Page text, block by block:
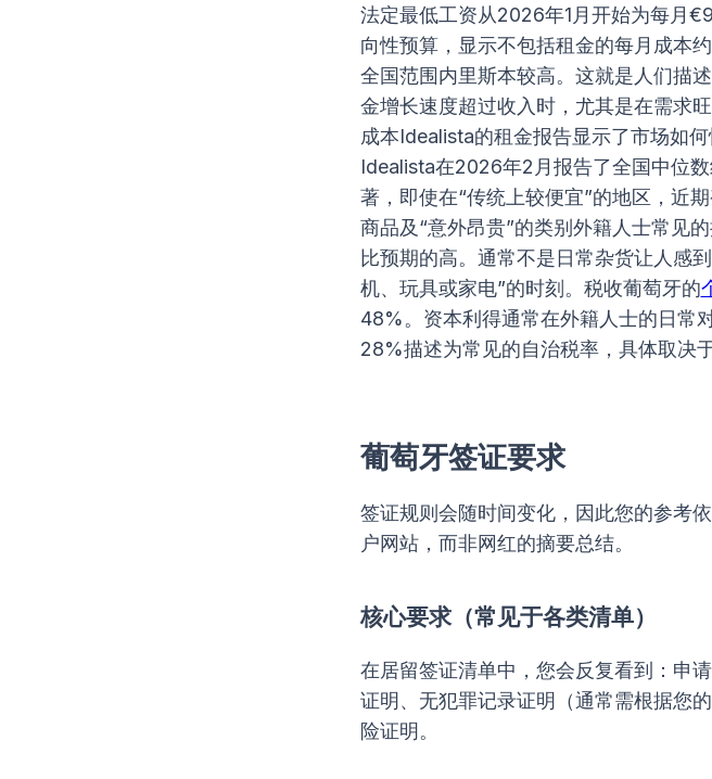
法定最低工资从2026年1月开始为每月
向性预算，显示不包括租金的每月成本
全国范围内里斯本较高。这就是人们描
金增长速度超过收入时，尤其是在需求
成本Idealista的租金报告显示了市场如
Idealista在2026年2月报告了全国中位
著，即使在“传统上较便宜”的地区，近
商品及“意外昂贵”的类别外籍人士常见
比预期的高。通常不是日常杂货让人感
机、玩具或家电”的时刻。税收葡萄牙的
48%。资本利得通常在外籍人士的日常
28%描述为常见的自治税率，具体取决
葡萄牙签证要求
签证规则会随时间变化，因此您的参考
户网站，而非网红的摘要总结。
核心要求（常见于各类清单）
在居留签证清单中，您会反复看到：申
证明、无犯罪记录证明（通常需根据您
险证明。